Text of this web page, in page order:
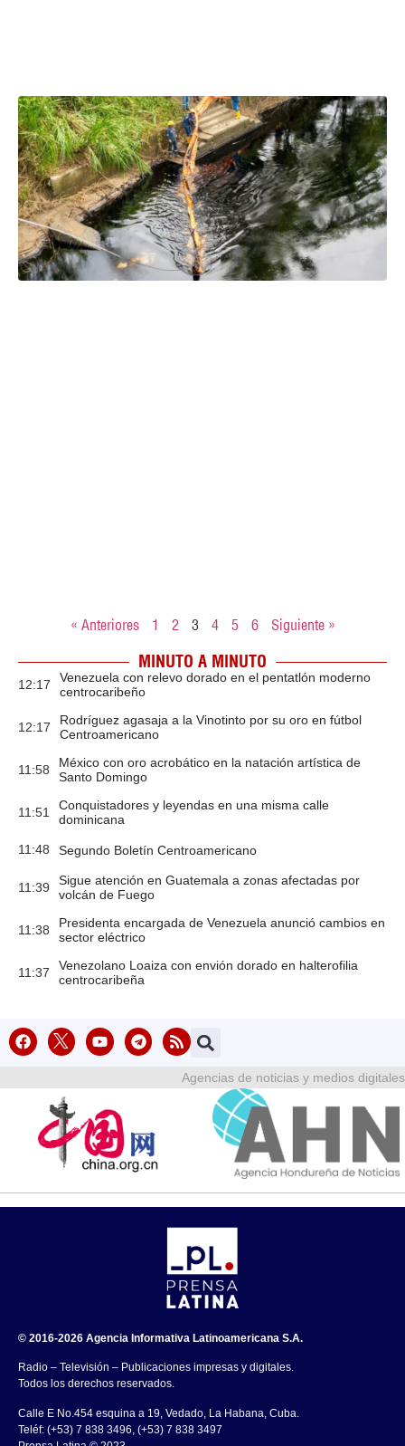
« Anteriores 1 2 3 4 5 6 Siguiente »
MINUTO A MINUTO
12:17
Venezuela con relevo dorado en el pentatlón moderno
centrocaribeño
12:17
Rodríguez agasaja a la Vinotinto por su oro en fútbol
Centroamericano
11:58
México con oro acrobático en la natación artística de
Santo Domingo
11:51
Conquistadores y leyendas en una misma calle
dominicana
11:48 Segundo Boletín Centroamericano
11:39
Sigue atención en Guatemala a zonas afectadas por
volcán de Fuego
11:38
Presidenta encargada de Venezuela anunció cambios en
sector eléctrico
11:37
Venezolano Loaiza con envión dorado en halterofilia
centrocaribeña
Agencias de noticias y medios digitales
© 2016-2026 Agencia Informativa Latinoamericana S.A.
Radio – Televisión – Publicaciones impresas y digitales.
Todos los derechos reservados.
Calle E No.454 esquina a 19, Vedado, La Habana, Cuba.
Teléf: (+53) 7 838 3496, (+53) 7 838 3497